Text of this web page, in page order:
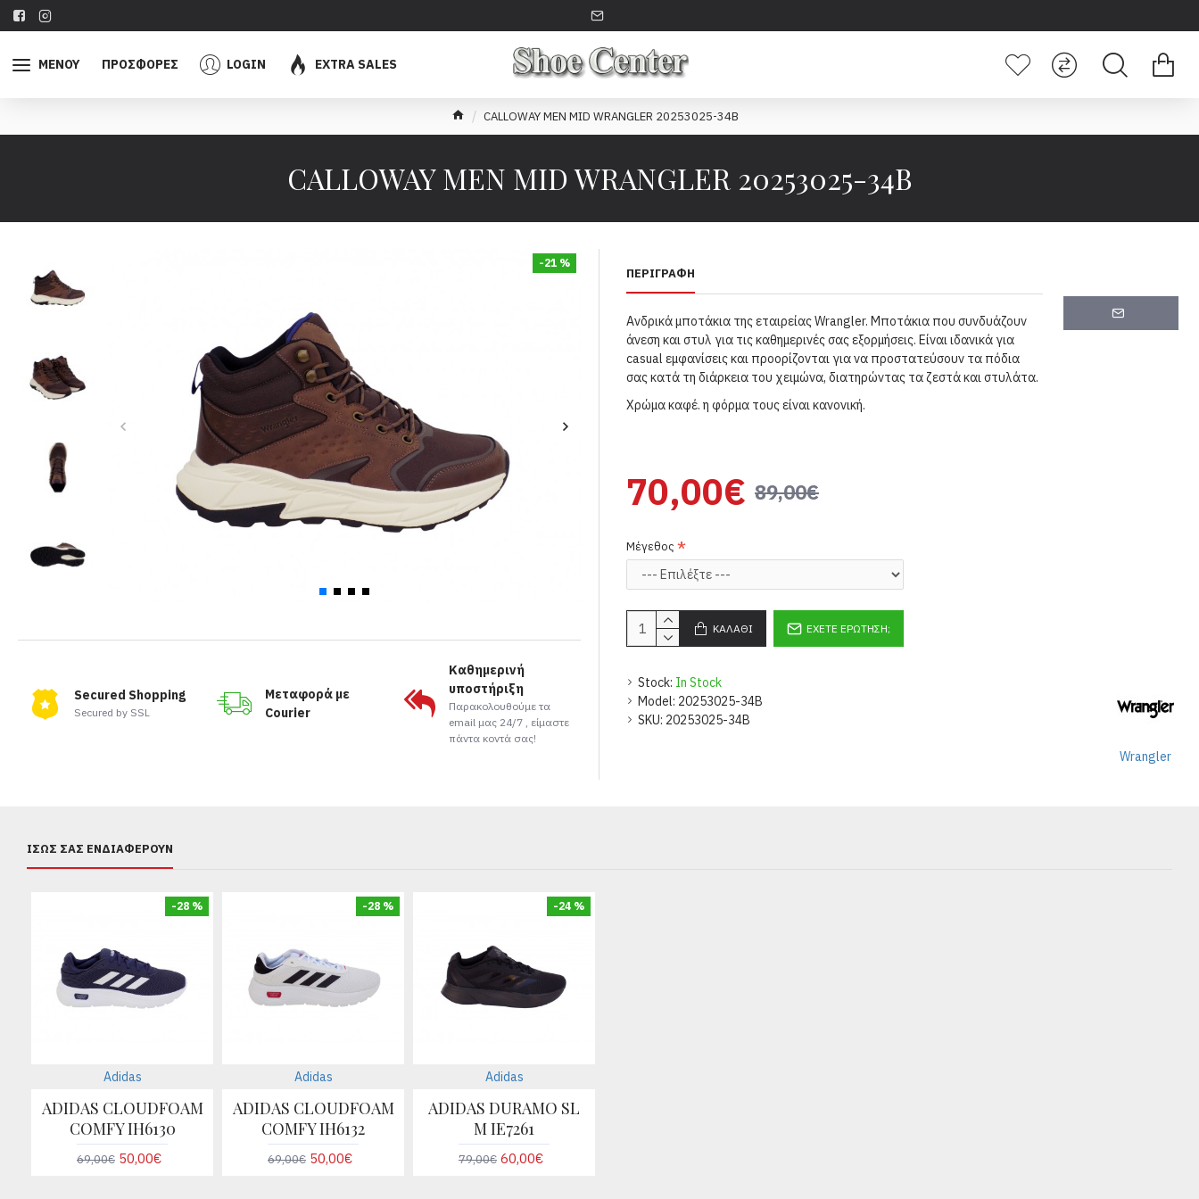
ΜΕΝΟΥ ΠΡΟΣΦΟΡΕΣ LOGIN EXTRA SALES
CALLOWAY MEN MID WRANGLER 20253025-34B
CALLOWAY MEN MID WRANGLER 20253025-34B
-21 %
Secured Shopping
Secured by SSL
Μεταφορά με
Courier
Καθημερινή
υποστήριξη
Παρακολουθούμε τα
email μας 24/7 , είμαστε
πάντα κοντά σας!
ΠΕΡΙΓΡΑΦΉ
Ανδρικά μποτάκια της εταιρείας Wrangler. Μποτάκια που συνδυάζουν
άνεση και στυλ για τις καθημερινές σας εξορμήσεις. Είναι ιδανικά για
casual εμφανίσεις και προορίζονται για να προστατεύσουν τα πόδια
σας κατά τη διάρκεια του χειμώνα, διατηρώντας τα ζεστά και στυλάτα.
Χρώμα καφέ. η φόρμα τους είναι κανονική.
Stock: In Stock
Model: 20253025-34B
SKU: 20253025-34B
Wrangler
89,00€
70,00€
Μέγεθος
ΚΑΛΆΘΙ ΈΧΕΤΕ ΕΡΏΤΗΣΗ;
ΊΣΩΣ ΣΑΣ ΕΝΔΙΑΦΈΡΟΥΝ
-28 %
Adidas
ADIDAS CLOUDFOAM
COMFY IH6130
69,00€ 50,00€
-28 %
Adidas
ADIDAS CLOUDFOAM
COMFY IH6132
69,00€ 50,00€
-24 %
Adidas
ADIDAS DURAMO SL
M IE7261
79,00€ 60,00€